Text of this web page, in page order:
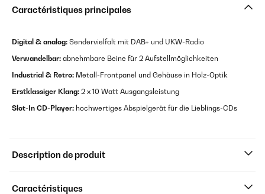
Caractéristiques principales
Digital & analog: Sendervielfalt mit DAB+ und UKW-Radio
Verwandelbar: abnehmbare Beine für 2 Aufstellmöglichkeiten
Industrial & Retro: Metall-Frontpanel und Gehäuse in Holz-Optik
Erstklassiger Klang: 2 x 10 Watt Ausgangsleistung
Slot-In CD-Player: hochwertiges Abspielgerät für die Lieblings-CDs
Description de produit
Caractéristiques